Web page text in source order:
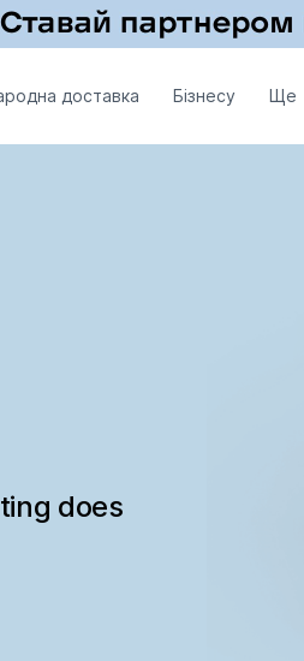
доставка Бізнесу Ще
does